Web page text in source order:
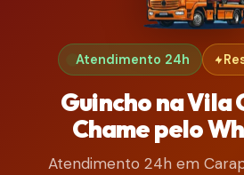
Atendimento 24h
Guincho na Vila
Chame pelo
Atendimento 24h em